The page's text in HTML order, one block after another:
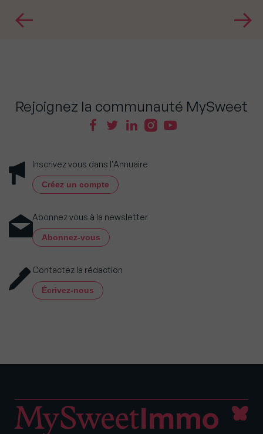
Rejoignez la communauté MySweet
Inscrivez vous dans l'Annuaire
Créez un compte
Abonnez vous à la newsletter
Abonnez-vous
Contactez la rédaction
Écrivez-nous